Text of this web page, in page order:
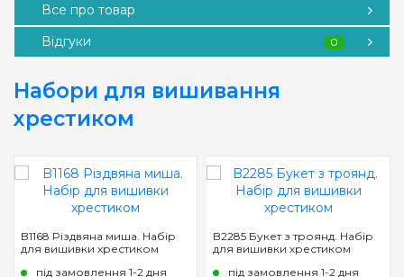
Все про товар
Відгуки
0
Набори для вишивання
хрестиком
B1168 Pіздвяна миша. Набір
для вишивки хрестиком
під замовлення 1-2 дня
B2285 Букет з троянд. Набір
для вишивки хрестиком
під замовлення 1-2 дня